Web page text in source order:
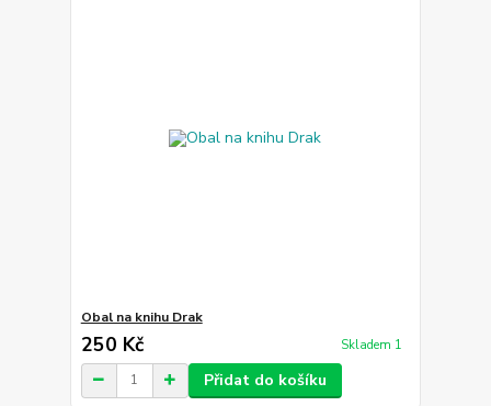
Obal na knihu Drak
250 Kč Skladem 1
Přidat do košíku